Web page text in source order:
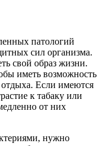
патологий
сил организма.
свой образ жизни.
иметь возможность
Если имеются
к табаку или
от них
нужно